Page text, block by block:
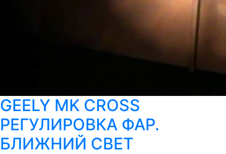
GEELY MK CROSS
РЕГУЛИРОВКА ФАР.
БЛИЖНИЙ СВЕТ